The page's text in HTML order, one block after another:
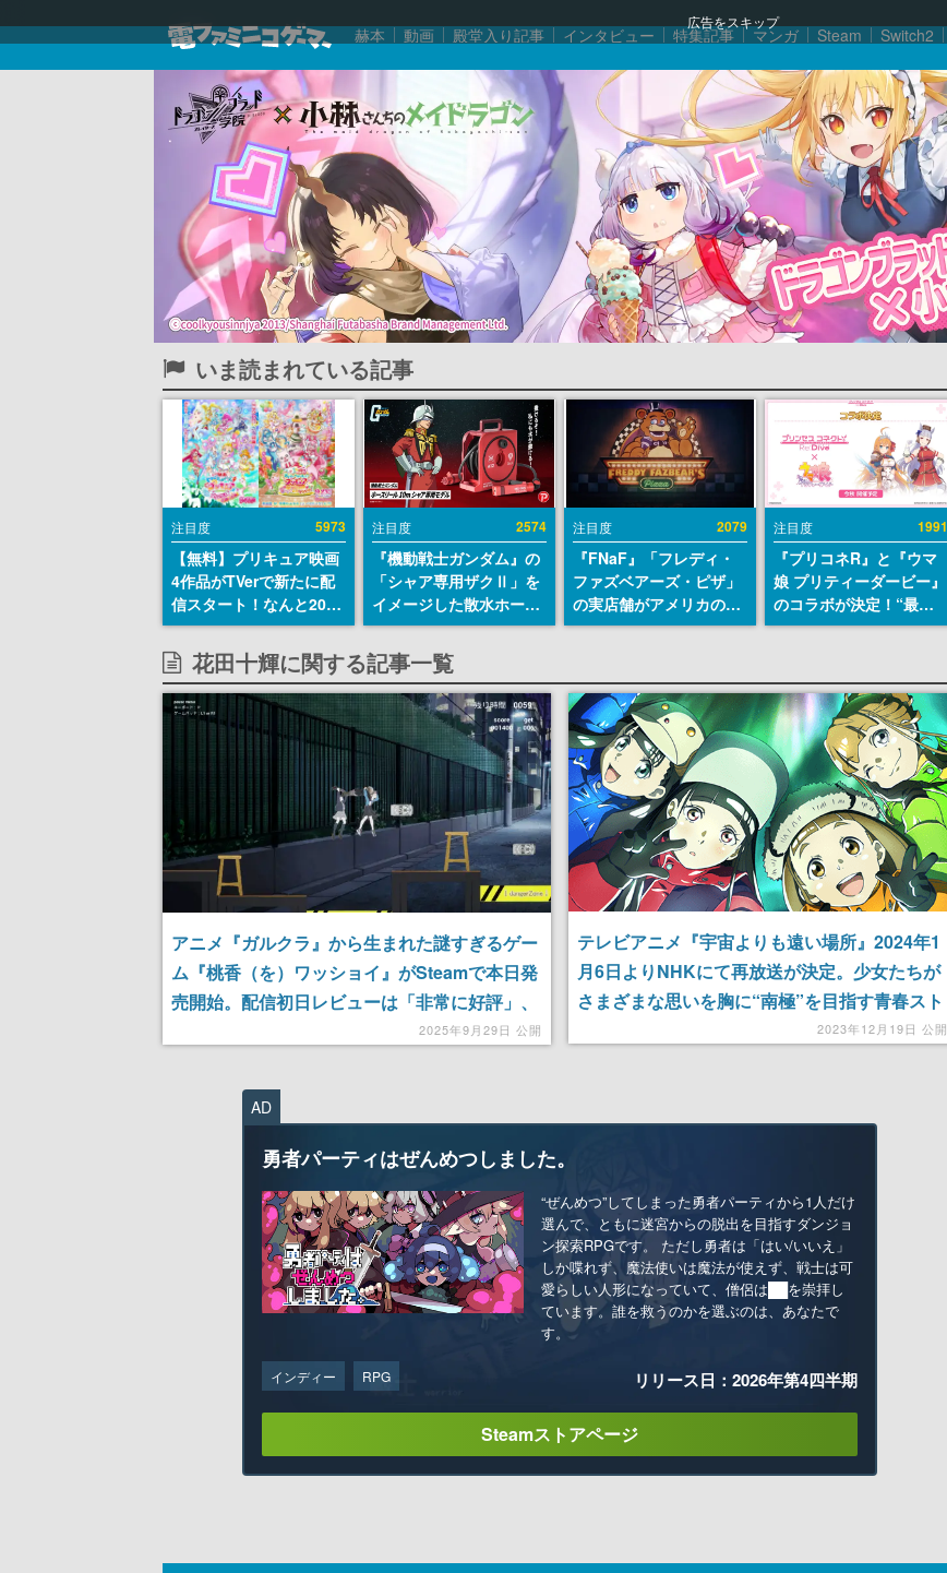
広告をスキップ
赫本 動画 殿堂入り記事 インタビュー 特集記事 マンガ Steam Switch2
いま読まれている記事
注目度 5973
【無料】プリキュア映画
4作品がTVerで新たに配
信スタート！なんと2018
年～2024年の映画ほぼす
べてが見放題に、ぶっち
ゃけありえないラインナ
ップ
注目度 2574
『機動戦士ガンダム』の
「シャア専用ザクⅡ」を
イメージした散水ホース
リールが予約開始。本体
にはシャアのパーソナル
マークやジオン公国軍の
エンブレム、型式番号な
どを配置
注目度 2079
『FNaF』「フレディ・
ファズベアーズ・ピザ」
の実店舗がアメリカの商
業施設「American
同開発、食事だけでなく
ステージショーや没入型
のホラー体験も楽しめる
注目度 1991
『プリコネR』と『ウマ
娘 プリティーダービー』
のコラボが決定！“最大
170連無料”の8.5周年キ
花田十輝に関する記事一覧
アニメ『ガルクラ』から生まれた謎すぎるゲー
ム『桃香（を）ワッショイ』がSteamで本日発
売開始。配信初日レビューは「非常に好評」、
話題の新作ランキング1位を獲得するなど好調
2025年9月29日 公開
テレビアニメ『宇宙よりも遠い場所』2024年1
月6日よりNHKにて再放送が決定。少女たちが
さまざまな思いを胸に“南極”を目指す青春スト
2023年12月19日 公開
AD
勇者パーティはぜんめつしました。
“ぜんめつ”してしまった勇者パーティから1人だけ
選んで、ともに迷宮からの脱出を目指すダンジョ
ン探索RPGです。 ただし勇者は「はい/いいえ」
しか喋れず、魔法使いは魔法が使えず、戦士は可
愛らしい人形になっていて、僧侶は██を崇拝し
ています。誰を救うのかを選ぶのは、あなたで
す。
インディー RPG リリース日：2026年第4四半期
Steamストアページ